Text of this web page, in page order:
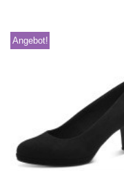
Angebot!